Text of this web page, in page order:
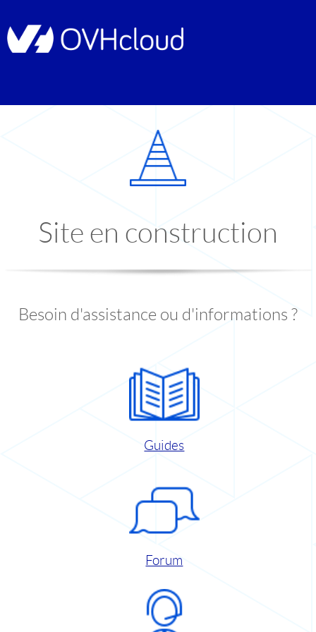
Site en construction
Besoin d'assistance ou d'informations ?
Guides
Forum